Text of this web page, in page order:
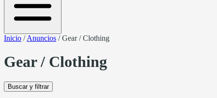
Inicio /Anuncios /Gear / Clothing
Gear / Clothing
Buscar y filtrar